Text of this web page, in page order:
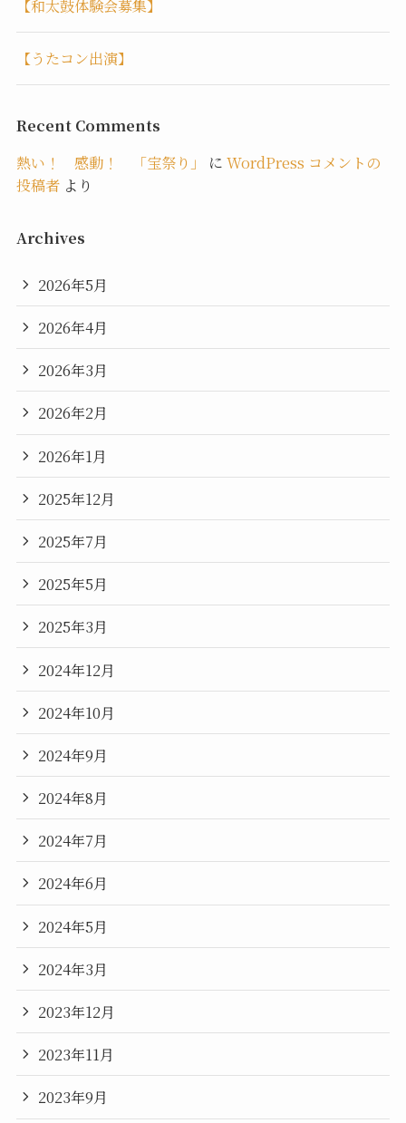
【和太鼓体験会募集】
【うたコン出演】
Recent Comments
熱い！ 感動！ 「宝祭り」
に WordPress コメントの
投稿者より
Archives
2026年5月
2026年4月
2026年3月
2026年2月
2026年1月
2025年12月
2025年7月
2025年5月
2025年3月
2024年12月
2024年10月
2024年9月
2024年8月
2024年7月
2024年6月
2024年5月
2024年3月
2023年12月
2023年11月
2023年9月